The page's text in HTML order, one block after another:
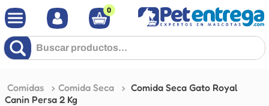
0
Buscar productos...
Comidas Comida Seca
Comida Seca Gato Royal
Canin Persa 2 Kg